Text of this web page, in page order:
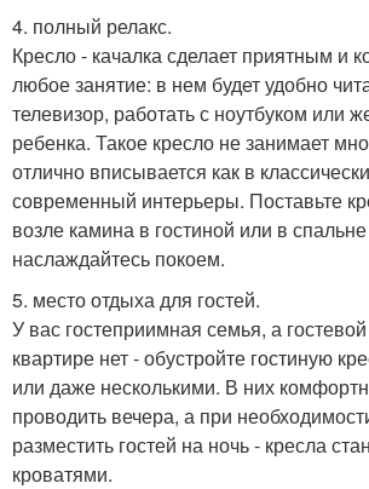
4. полный релакс.
Кресло - качалка сделает приятным и
любое занятие: в нем будет удобно
телевизор, работать с ноутбуком или
ребенка. Такое кресло не занимает
отлично вписывается как в
современный интерьеры. Поставьте
возле камина в гостиной или в
наслаждайтесь покоем.
5. место отдыха для гостей.
У вас гостеприимная семья, а
квартире нет - обустройте гостиную
или даже несколькими. В них
проводить вечера, а при
разместить гостей на ночь - кресла
кроватями.